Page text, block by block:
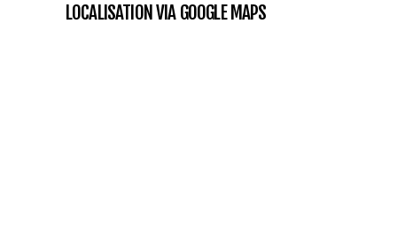
LOCALISATION VIA GOOGLE MAPS